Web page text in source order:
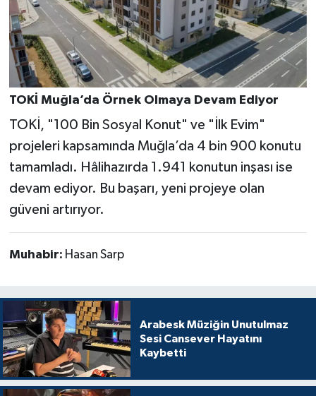
TOKİ Muğla’da Örnek Olmaya Devam Ediyor
TOKİ, "100 Bin Sosyal Konut" ve "İlk Evim"
projeleri kapsamında Muğla’da 4 bin 900 konutu
tamamladı. Hâlihazırda 1.941 konutun inşası ise
devam ediyor. Bu başarı, yeni projeye olan
güveni artırıyor.
Muhabir: Hasan Sarp
Arabesk Müziğin Unutulmaz
Sesi Cansever Hayatını
Kaybetti